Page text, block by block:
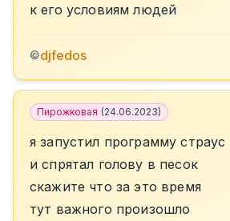
к его условиям людей
©djfedos
Пирожковая (24.06.2023)
я запустил программу страус
и спрятал голову в песок
скажите что за это время
тут важного произошло